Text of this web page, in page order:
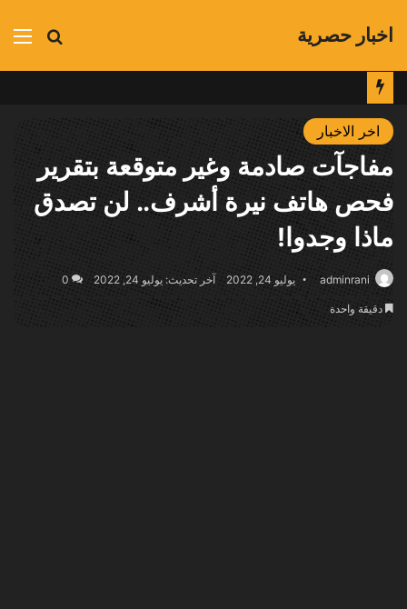
بحث
اخبار حصرية
اخر الاخبار
مفاجآت صادمة وغير متوقعة بتقرير
فحص هاتف نيرة أشرف.. لن تصدق
ماذا وجدوا!
adminrani يوليو 24, 2022 آخر تحديث: يوليو 24, 2022 0
دقيقة واحدة